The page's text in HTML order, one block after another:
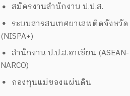
สมัครงานสำนักงาน ป.ป.ส.
ระบบสารสนเทศยาเสพติดจังหวัด
(NISPA+)
สำนักงาน ป.ป.ส.อาเซียน (ASEAN-
NARCO)
กองทุนแม่ของแผ่นดิน